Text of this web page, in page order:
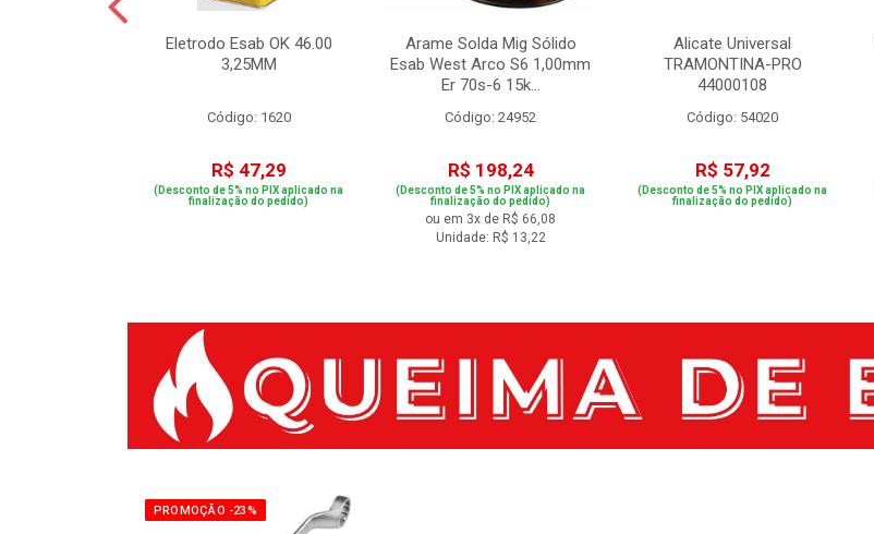
Eletrodo Esab OK 46.00
3,25MM
Código: 1620
R$ 47,29
(Desconto de 5% no PIX aplicado na
finalização do pedido)
Arame Solda Mig Sólido
Esab West Arco S6 1,00mm
Er 70s-6 15k...
Código: 24952
R$ 198,24
(Desconto de 5% no PIX aplicado na
finalização do pedido)
ou em 3x de R$ 66,08
Unidade: R$ 13,22
Alicate Universal
TRAMONTINA-PRO
44000108
Código: 54020
R$ 57,92
(Desconto de 5% no PIX aplicado na
finalização do pedido)
PROMOÇÃO -23%